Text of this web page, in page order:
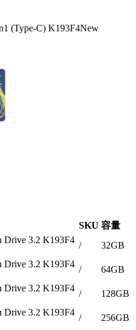
(Type-C) K193F4New
SKU 容量
Drive 3.2 K193F4
/
32GB
Drive 3.2 K193F4
/
64GB
Drive 3.2 K193F4
/
128GB
Drive 3.2 K193F4
/ 256GB